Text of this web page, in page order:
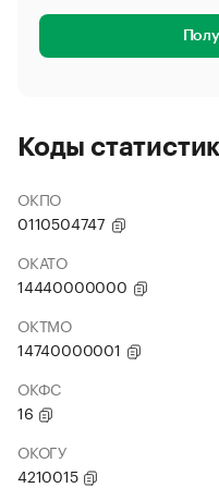
Коды
ОКПО
0110504747
ОКАТО
14440000000
ОКТМО
14740000001
ОКФС
16
ОКОГУ
4210015